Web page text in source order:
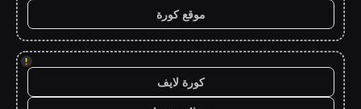
موقع كورة
!
كورة لايف